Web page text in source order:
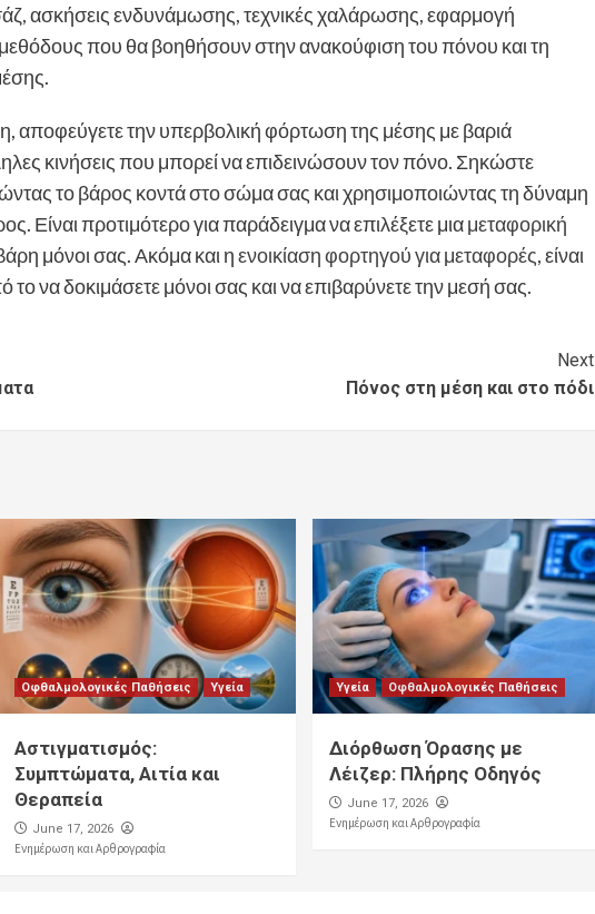
ασκήσεις ενδυνάμωσης, τεχνικές χαλάρωσης, εφαρμογή
που θα βοηθήσουν στην ανακούφιση του πόνου και τη
αποφεύγετε την υπερβολική φόρτωση της μέσης με βαριά
κινήσεις που μπορεί να επιδεινώσουν τον πόνο. Σηκώστε
το βάρος κοντά στο σώμα σας και χρησιμοποιώντας τη δύναμη
Είναι προτιμότερο για παράδειγμα να επιλέξετε μιαμεταφορική
μόνοι σας. Ακόμα και ηενοικίαση φορτηγού για μεταφορές, είναι
το να δοκιμάσετε μόνοι σας και να επιβαρύνετε την μεσή σας.
Next
Πόνος στη μέση και στο πόδι
Οφθαλμολογικές Παθήσεις Υγεία
Αστιγματισμός:
Συμπτώματα, Αιτία και
Θεραπεία
June 17, 2026
Ενημέρωση και Αρθρογραφία
Υγεία Οφθαλμολογικές Παθήσεις
Διόρθωση Όρασης με
Λέιζερ: Πλήρης Οδηγός
June 17, 2026
Ενημέρωση και Αρθρογραφία